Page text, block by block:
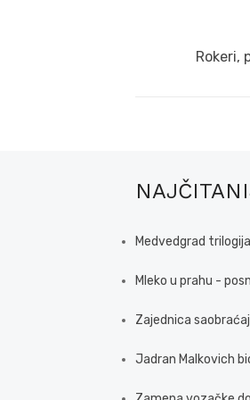
Rokeri,
Medvedgrad trilogija
Mleko u prahu -
Zajednica
Jadran Malkovich